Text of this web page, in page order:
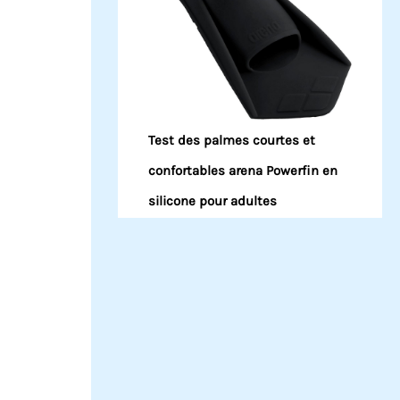
Test des palmes courtes et
confortables arena Powerfin en
silicone pour adultes